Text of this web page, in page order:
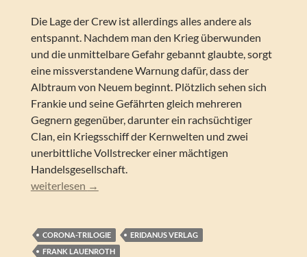
Die Lage der Crew ist allerdings alles andere als
entspannt. Nachdem man den Krieg überwunden
und die unmittelbare Gefahr gebannt glaubte, sorgt
eine missverstandene Warnung dafür, dass der
Albtraum von Neuem beginnt. Plötzlich sehen sich
Frankie und seine Gefährten gleich mehreren
Gegnern gegenüber, darunter ein rachsüchtiger
Clan, ein Kriegsschiff der Kernwelten und zwei
unerbittliche Vollstrecker einer mächtigen
Handelsgesellschaft.
FRANK LAUENROTH – White Fire – Band 2 der Corona
weiterlesen →
CORONA-TRILOGIE
ERIDANUS VERLAG
FRANK LAUENROTH